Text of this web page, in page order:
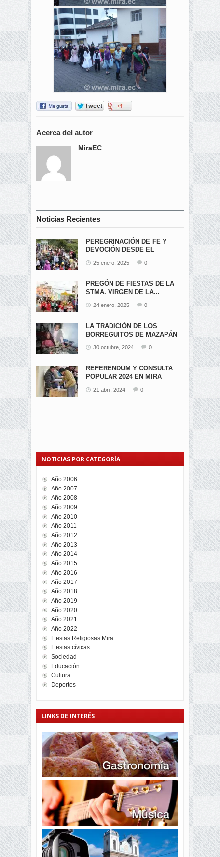
Acerca del autor
MiraEC
Noticias Recientes
PEREGRINACIÓN DE FE Y
DEVOCIÓN DESDE EL
25 enero, 2025 0
PREGÓN DE FIESTAS DE LA
STMA. VIRGEN DE LA...
24 enero, 2025 0
LA TRADICIÓN DE LOS
BORREGUITOS DE MAZAPÁN
30 octubre, 2024 0
REFERENDUM Y CONSULTA
POPULAR 2024 EN MIRA
21 abril, 2024 0
NOTICIAS POR CATEGORÍA
Año 2006
Año 2007
Año 2008
Año 2009
Año 2010
Año 2011
Año 2012
Año 2013
Año 2014
Año 2015
Año 2016
Año 2017
Año 2018
Año 2019
Año 2020
Año 2021
Año 2022
Fiestas Religiosas Mira
Fiestas cívicas
Sociedad
Educación
Cultura
Deportes
LINKS DE INTERÉS